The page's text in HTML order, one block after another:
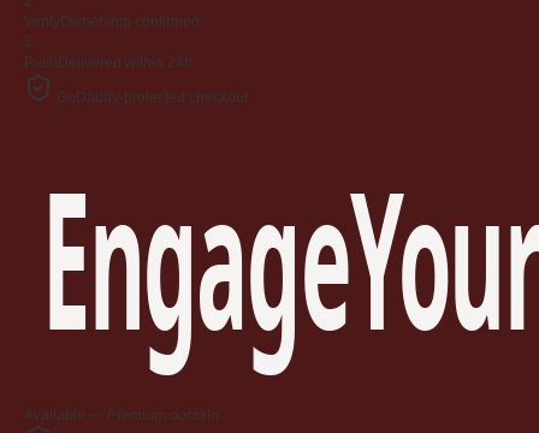
VerifyOwnership confirmed
3
Push Delivered within 24h
GoDaddy-protected checkout
Available — Premium domain